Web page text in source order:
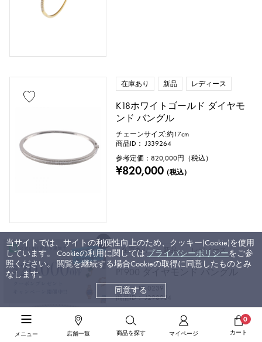
メニュー 店舗一覧 商品を探す マイページ
0
カート
在庫あり 新品 レディース
K18ホワイトゴールド ダイヤモ
ンド バングル
チェーンサイズ:約17cm
商品ID： J339264
参考定価： 820,000円（税込）
¥820,000（税込）
在庫あり 新品 レディース
型番： PB-0239
商品ID： J298934
¥260,000 （税込）
当サイトでは、サイトの利便性向上のため、クッキー(Cookie)を使用
しています。 Cookieの利用に関しては プライバシーポリシーをご参
照ください。 閲覧を継続する場合Cookieの取得に同意したものとみ
なします。
同意する